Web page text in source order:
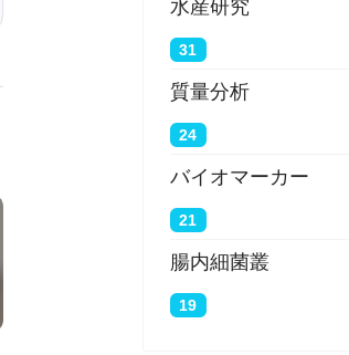
水産研究
31
質量分析
24
バイオマーカー
21
腸内細菌叢
19